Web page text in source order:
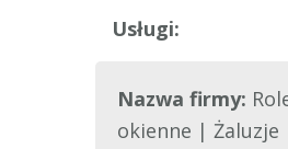
Nazwa firmy:
okienne |